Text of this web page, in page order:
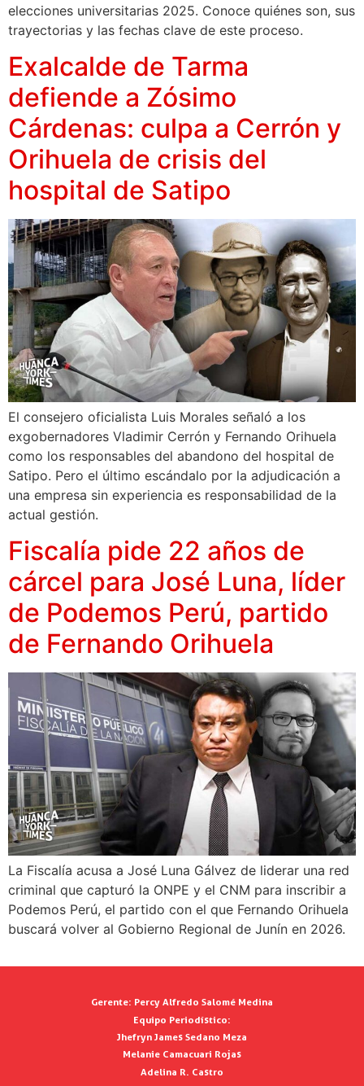
elecciones universitarias 2025. Conoce quiénes son, sus
trayectorias y las fechas clave de este proceso.
Exalcalde de Tarma
defiende a Zósimo
Cárdenas: culpa a Cerrón y
Orihuela de crisis del
hospital de Satipo
El consejero oficialista Luis Morales señaló a los
exgobernadores Vladimir Cerrón y Fernando Orihuela
como los responsables del abandono del hospital de
Satipo. Pero el último escándalo por la adjudicación a
una empresa sin experiencia es responsabilidad de la
actual gestión.
Fiscalía pide 22 años de
cárcel para José Luna, líder
de Podemos Perú, partido
de Fernando Orihuela
La Fiscalía acusa a José Luna Gálvez de liderar una red
criminal que capturó la ONPE y el CNM para inscribir a
Podemos Perú, el partido con el que Fernando Orihuela
buscará volver al Gobierno Regional de Junín en 2026.
Gerente: Percy Alfredo Salomé Medina
Equipo Periodístico:
Jhefryn James Sedano Meza
Melanie Camacuari Rojas
Adelina R. Castro